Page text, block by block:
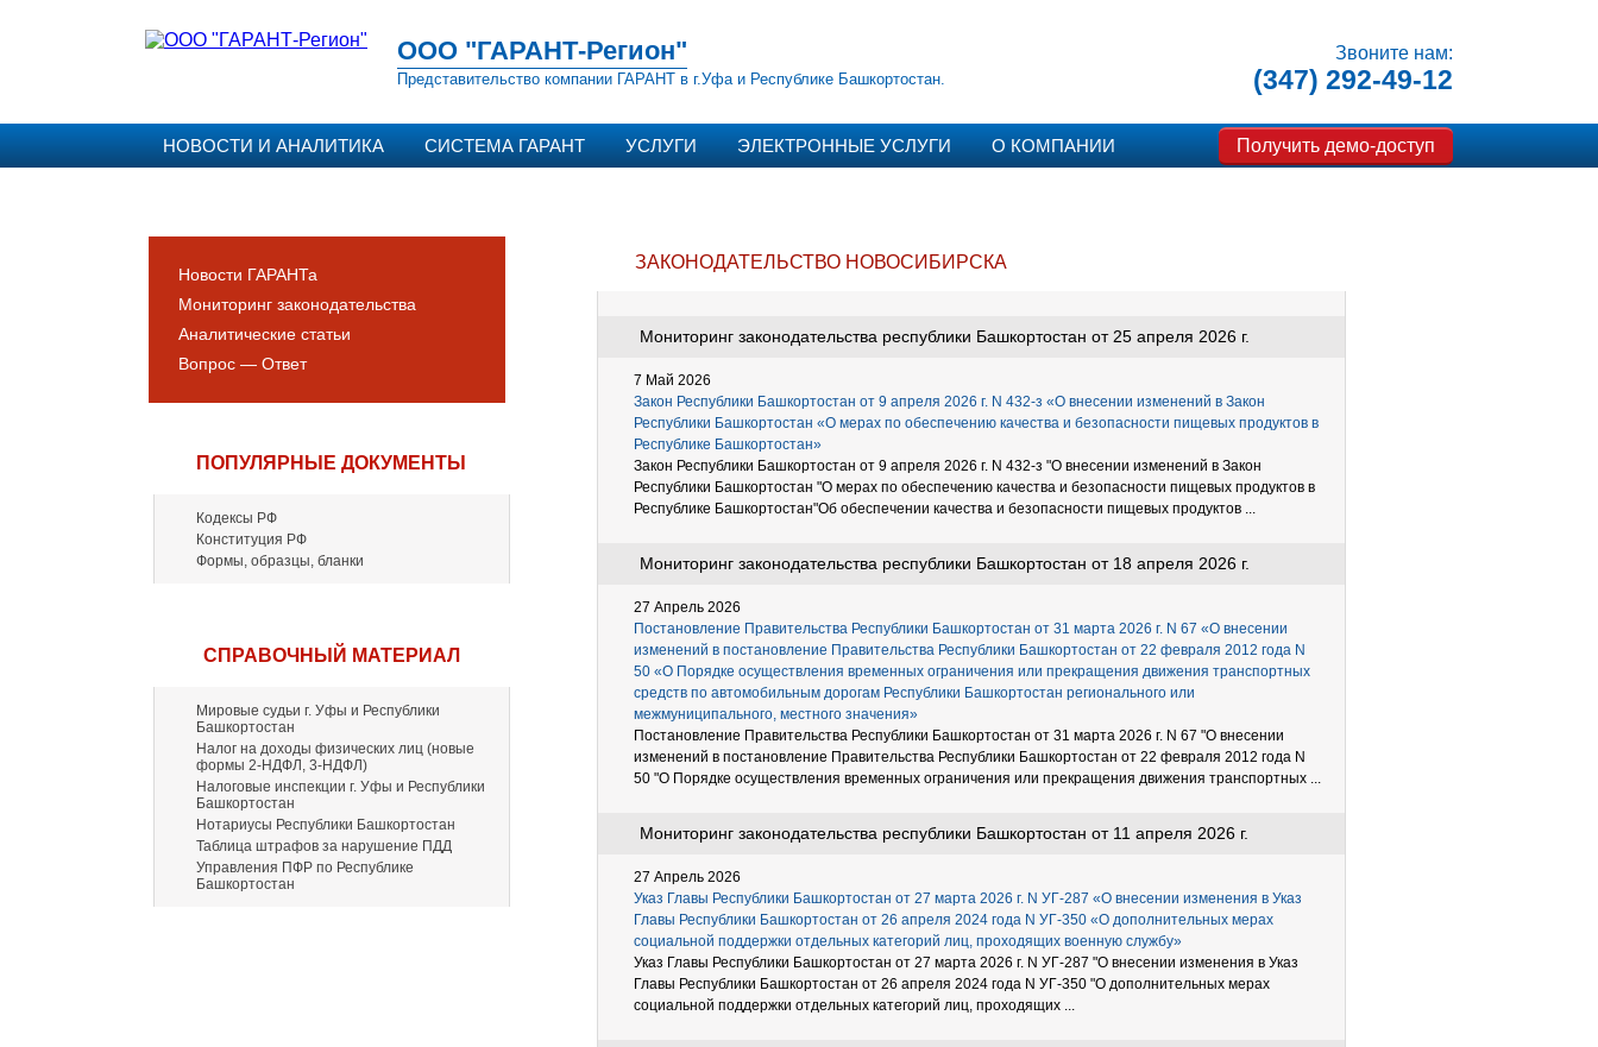
ООО "ГАРАНТ-Регион"
Представительство компании ГАРАНТ в г.Уфа и Республике Башкортостан.
Звоните нам:
(347) 292-49-12
НОВОСТИ И АНАЛИТИКА СИСТЕМА ГАРАНТ УСЛУГИ ЭЛЕКТРОННЫЕ УСЛУГИ О КОМПАНИИ Получить демо-доступ
Новости ГАРАНТа
Мониторинг законодательства
Аналитические статьи
Вопрос — Ответ
ПОПУЛЯРНЫЕ ДОКУМЕНТЫ
Кодексы РФ
Конституция РФ
Формы, образцы, бланки
СПРАВОЧНЫЙ МАТЕРИАЛ
Мировые судьи г. Уфы и Республики
Башкортостан
Налог на доходы физических лиц (новые
формы 2-НДФЛ, 3-НДФЛ)
Налоговые инспекции г. Уфы и Республики
Башкортостан
Нотариусы Республики Башкортостан
Таблица штрафов за нарушение ПДД
Управления ПФР по Республике
Башкортостан
ЗАКОНОДАТЕЛЬСТВО НОВОСИБИРСКА
Мониторинг законодательства республики Башкортостан от 25 апреля 2026 г.
7 Май 2026
Закон Республики Башкортостан от 9 апреля 2026 г. N 432-з «О внесении изменений в Закон
Республики Башкортостан «О мерах по обеспечению качества и безопасности пищевых продуктов в
Республике Башкортостан»
Закон Республики Башкортостан от 9 апреля 2026 г. N 432-з "О внесении изменений в Закон
Республики Башкортостан "О мерах по обеспечению качества и безопасности пищевых продуктов в
Республике Башкортостан"Об обеспечении качества и безопасности пищевых продуктов ...
Мониторинг законодательства республики Башкортостан от 18 апреля 2026 г.
27 Апрель 2026
Постановление Правительства Республики Башкортостан от 31 марта 2026 г. N 67 «О внесении
изменений в постановление Правительства Республики Башкортостан от 22 февраля 2012 года N
50 «О Порядке осуществления временных ограничения или прекращения движения транспортных
средств по автомобильным дорогам Республики Башкортостан регионального или
межмуниципального, местного значения»
Постановление Правительства Республики Башкортостан от 31 марта 2026 г. N 67 "О внесении
изменений в постановление Правительства Республики Башкортостан от 22 февраля 2012 года N
50 "О Порядке осуществления временных ограничения или прекращения движения транспортных ...
Мониторинг законодательства республики Башкортостан от 11 апреля 2026 г.
27 Апрель 2026
Указ Главы Республики Башкортостан от 27 марта 2026 г. N УГ-287 «О внесении изменения в Указ
Главы Республики Башкортостан от 26 апреля 2024 года N УГ-350 «О дополнительных мерах
социальной поддержки отдельных категорий лиц, проходящих военную службу»
Указ Главы Республики Башкортостан от 27 марта 2026 г. N УГ-287 "О внесении изменения в Указ
Главы Республики Башкортостан от 26 апреля 2024 года N УГ-350 "О дополнительных мерах
социальной поддержки отдельных категорий лиц, проходящих ...